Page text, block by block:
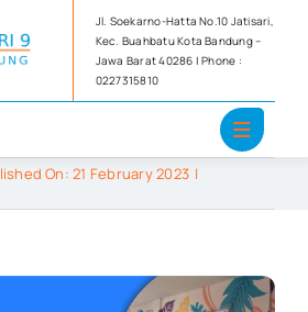
Jl. Soekarno-Hatta No.10 Jatisari,
Kec. Buahbatu Kota Bandung –
Jawa Barat 40286 | Phone :
0227315810
On: 21 February 2023 |